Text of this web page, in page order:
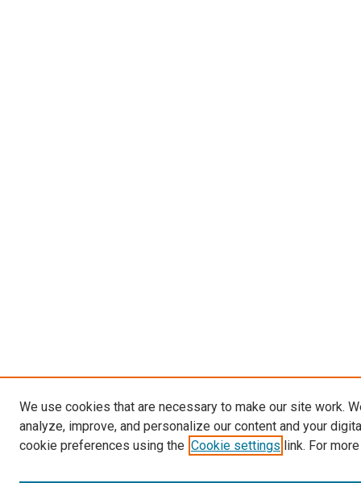
We use cookies that are necessary to make our site work.
analyze, improve, and personalize our content and your
cookie preferences using the Cookie settings link. For